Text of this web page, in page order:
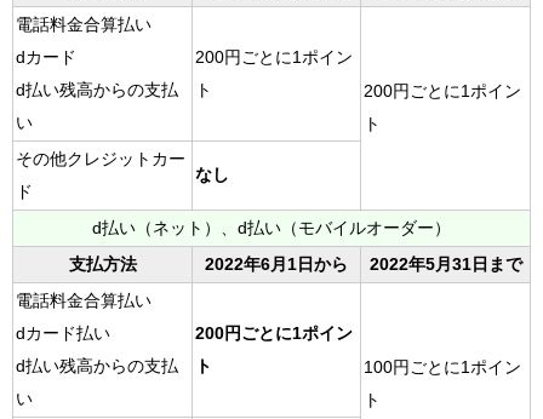
電話料金合算払い
dカード
d払い残高からの支払
い
200円ごとに1ポイン
ト
200円ごとに1ポイン
ト
その他クレジットカー
ド
なし
d払い（ネット）、d払い（モバイルオーダー）
支払方法
2022年6月1日から
2022年5月31日まで
電話料金合算払い
dカード払い
d払い残高からの支払
い
200円ごとに1ポイン
ト
100円ごとに1ポイン
ト